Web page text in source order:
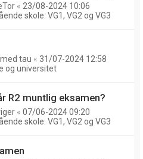
« 23/08-2024 10:06
skole: VG1, VG2 og VG3
tau « 31/07-2024 12:58
og universitet
R2 muntlig eksamen?
« 07/06-2024 09:20
skole: VG1, VG2 og VG3